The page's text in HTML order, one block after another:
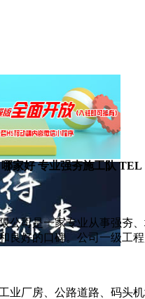
家好 专业强夯施工队 TEL
公司是一家专业从事强夯
良好的口碑。公司一级工
业厂房、公路道路、码头